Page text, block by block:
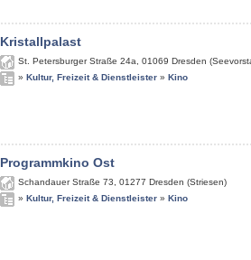
Kristallpalast
St. Petersburger Straße 24a 01069 Dresden
» Kultur, Freizeit & Dienstleister » Kino
Programmkino Ost
Schandauer Straße 73 01277 Dresden (Striesen)
» Kultur, Freizeit & Dienstleister » Kino